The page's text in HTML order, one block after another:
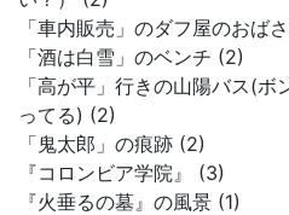
「車内販売」のダフ屋のおば
「酒は白雪」のベンチ (2)
「高が平」行きの山陽バス(
ってる) (2)
「鬼太郎」の痕跡 (2)
『コロンビア学院』 (3)
『火垂るの墓』の風景 (1)